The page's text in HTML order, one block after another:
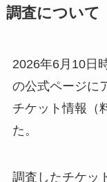
調査について
2026年6月10日
の公式ページに
チケット情報（
た。
調査したチケッ